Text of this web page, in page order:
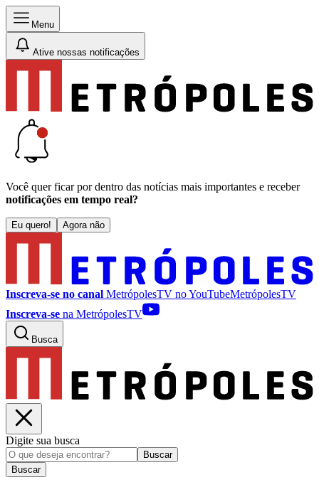
Menu
Ative nossas notificações
Você quer ficar por dentro das notícias mais importantes e receber
notificações em tempo real?
Eu quero! Agora não
Inscreva-se no canal MetrópolesTV noYouTubeMetrópolesTV
Inscreva-se na MetrópolesTV
Busca
Digite sua busca
Buscar
Buscar